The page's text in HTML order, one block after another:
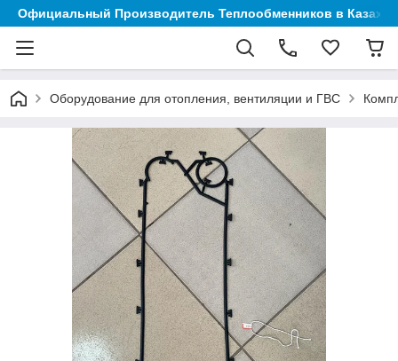
Официальный Производитель Теплообменников в
Оборудование для отопления, вентиляции и ГВС